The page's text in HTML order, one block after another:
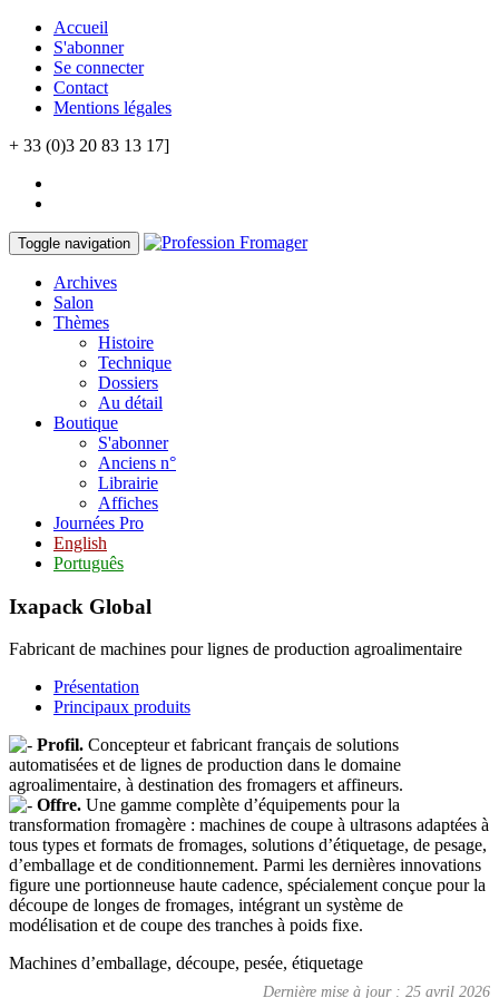
Accueil
S'abonner
Se connecter
Contact
Mentions légales
+ 33 (0)3 20 83 13 17]
Toggle navigation
Archives
Salon
Thèmes
Histoire
Technique
Dossiers
Au détail
Boutique
S'abonner
Anciens n°
Librairie
Affiches
Journées Pro
English
Português
Ixapack Global
Fabricant de machines pour lignes de production agroalimentaire
Présentation
Principaux produits
Profil. Concepteur et fabricant français de solutions
automatisées et de lignes de production dans le domaine
agroalimentaire, à destination des fromagers et affineurs.
Offre. Une gamme complète d’équipements pour la
transformation fromagère : machines de coupe à ultrasons adaptées à
tous types et formats de fromages, solutions d’étiquetage, de pesage,
d’emballage et de conditionnement. Parmi les dernières innovations
figure une portionneuse haute cadence, spécialement conçue pour la
découpe de longes de fromages, intégrant un système de
modélisation et de coupe des tranches à poids fixe.
Machines d’emballage, découpe, pesée, étiquetage
Dernière mise à jour : 25 avril 2026